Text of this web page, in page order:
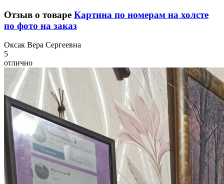
Отзыв о товаре Картина по номерам на холсте
по фото на заказ
Оксак Вера Сергеевна
5
отлично